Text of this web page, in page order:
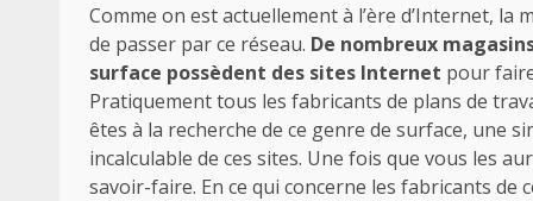
Comme on est actuellement à l’ère d’Internet,
de passer par ce réseau. De nombreux
surface possèdent des sites Internet pour
Pratiquement tous les fabricants de plans de
êtes à la recherche de ce genre de surface, une
incalculable de ces sites. Une fois que vous les
savoir-faire. En ce qui concerne les fabricants